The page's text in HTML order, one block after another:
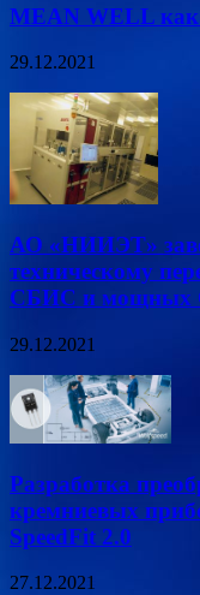
MEAN WELL как
29.12.2021
АО «НИИЭТ»
техническому
СБИС и мощных
29.12.2021
Разработка
кремниевых
SpeedFit 2.0
27.12.2021